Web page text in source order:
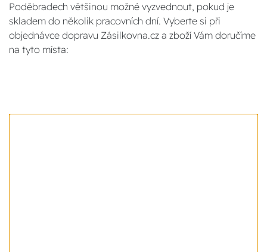
Poděbradech většinou možné vyzvednout, pokud je
skladem do několik pracovních dní. Vyberte si při
objednávce dopravu Zásilkovna.cz a zboží Vám doručíme
na tyto místa: